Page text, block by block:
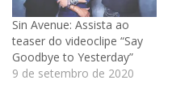
Sin Avenue: Assista ao
teaser do videoclipe “Say
Goodbye to Yesterday”
9 de setembro de 2020